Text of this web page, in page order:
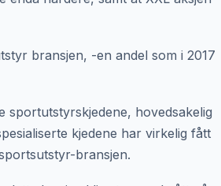
bransjen, -en andel som i 2017
sportutstyrskjedene, hovedsakelig
kjedene har virkelig fått
bransjen.